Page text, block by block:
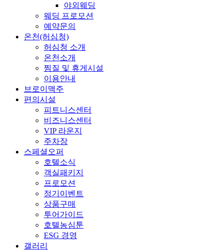
야외웨딩
웨딩 프로모션
예약문의
온천(허심청)
허심청 소개
온천소개
찜질 및 휴게시설
이용안내
브로이맥주
편의시설
피트니스센터
비즈니스센터
VIP 라운지
주차장
스페셜오퍼
호텔소식
객실패키지
프로모션
정기이벤트
상품구매
투어가이드
호텔농심툰
ESG 경영
갤러리